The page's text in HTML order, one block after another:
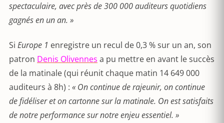
spectaculaire, avec près de 300 000 auditeurs quotidiens
gagnés en un an. »
Si Europe 1 enregistre un recul de 0,3 % sur un an, son
patron Denis Olivennes a pu mettre en avant le succès
de la matinale (qui réunit chaque matin 14 649 000
auditeurs à 8h) : « On continue de rajeunir, on continue
de fidéliser et on cartonne sur la matinale. On est satisfaits
de notre performance sur notre enjeu essentiel. »